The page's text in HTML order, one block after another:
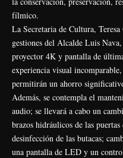
fílmico.
La Secretaria de Cultura,
gestiones del Alcalde Luis
proyector 4K y pantalla de
experiencia visual
permitirán un ahorro
Además, se contempla el
audio; se llevará a cabo un
brazos hidráulicos de las
desinfección de las butacas;
una pantalla de LED y un